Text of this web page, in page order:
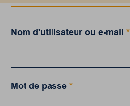
Nom d'utilisateur ou e-mail*
Mot de passe*